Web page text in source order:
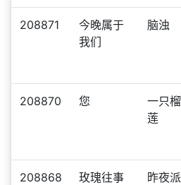
208871
今晚属于
我们
脑浊
208870 您
一只榴
莲
208868 玫瑰往事
昨夜派